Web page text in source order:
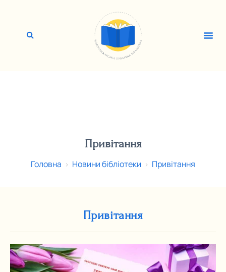
Привітання
Головна > Новини бібліотеки > Привітання
Привітання